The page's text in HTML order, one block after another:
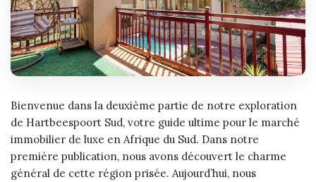
Bienvenue dans la deuxième partie de notre exploration
de Hartbeespoort Sud, votre guide ultime pour le marché
immobilier de luxe en Afrique du Sud. Dans notre
première publication, nous avons découvert le charme
général de cette région prisée. Aujourd’hui, nous